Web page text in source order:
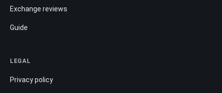
Exchange reviews
Guide
LEGAL
Privacy policy